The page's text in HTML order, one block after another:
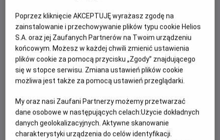
REŻYSERIA
David Robert Mitchell
SCENARIUSZ
David Robert Mitchell
OBSADA
Anne Hathaway, Ewan McGregor, Christian Convery , Maisy
Stella, Jordan Alexa Davis, P.J. Byrne
OPIS FILMU
Wskutek tajemniczego wydarzenia ulica Dębowa zostaje
oddzielona od przedmieść i przeniesiona w nieznane
miejsce. Tam, w zupełnie obcej okolicy, rodzina Plattów
szybko przekonuje się, że ​​aby przetrwać, musi trzymać się
razem.
Poprzez kliknięcie AKCEPTUJĘ wyrażasz zgodę na
zainstalowanie i przechowywanie plików typu cookie Helios
S.A. oraz jej Zaufanych Partnerów na Twoim urządzeniu
końcowym. Możesz w każdej chwili zmienić ustawienia
plików cookie za pomocą przycisku „Zgody” znajdującego
się w stopce serwisu. Zmiana ustawień plików cookie
możliwa jest także za pomocą ustawień przeglądarki.
My oraz nasi Zaufani Partnerzy możemy przetwarzać
dane osobowe w następujących celach:Użycie dokładnych
danych geolokalizacyjnych. Aktywne skanowanie
charakterystyki urządzenia do celów identyfikacji.